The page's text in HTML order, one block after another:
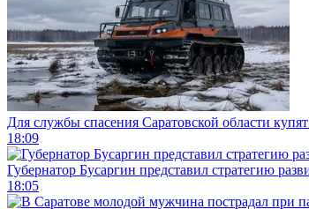
Для службы спасения Саратовской области
18:09
Губернатор Бусаргин представил стратегию
18:05